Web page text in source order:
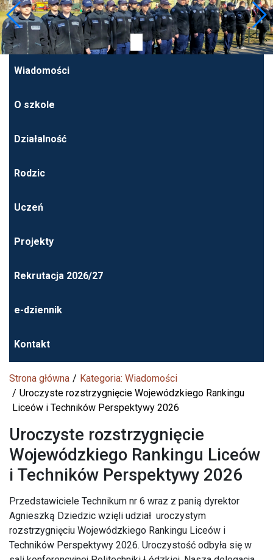
Wiadomości
O szkole
Działalność
Rodzic
Uczeń
Projekty
Rekrutacja 2026/27
e-dziennik
Kontakt
Strona główna
Kategoria: Wiadomości
Uroczyste rozstrzygnięcie Wojewódzkiego Rankingu
Liceów i Techników Perspektywy 2026
Uroczyste rozstrzygnięcie
Wojewódzkiego Rankingu Liceów
i Techników Perspektywy 2026
Przedstawiciele Technikum nr 6 wraz z panią dyrektor
Agnieszką Dziedzic wzięli udział uroczystym
rozstrzygnięciu Wojewódzkiego Rankingu Liceów i
Techników Perspektywy 2026. Uroczystość odbyła się w